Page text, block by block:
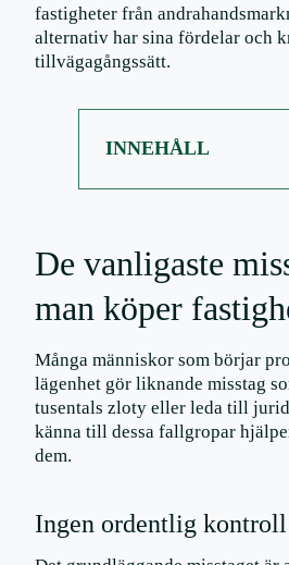
fastigheter från
alternativ har sina fördelar och
tillvägagångssätt.
INNEHÅLL
De vanligaste
man köper
Många människor som börjar
lägenhet gör liknande misstag
tusentals zloty eller leda till
känna till dessa fallgropar
dem.
Ingen ordentlig kontroll